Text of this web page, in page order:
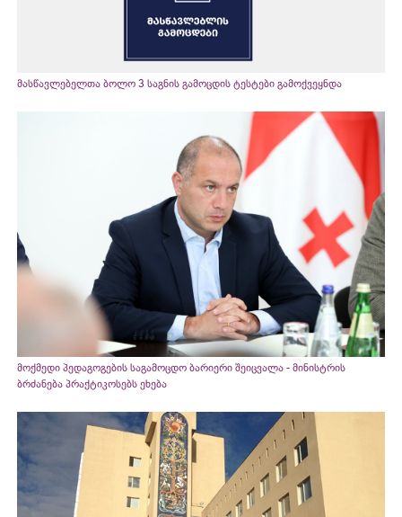
მასწავლებელთა ბოლო 3 საგნის გამოცდის ტესტები გამოქვეყნდა
მოქმედი პედაგოგების საგამოცდო ბარიერი შეიცვალა - მინისტრის
ბრძანება პრაქტიკოსებს ეხება